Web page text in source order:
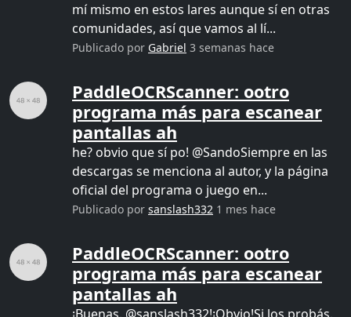
mí mismo en estos lares aunque sí en otras
comunidades, así que vamos al lí...
Publicado por Gabriel 3 semanas hace
PaddleOCRScanner: ootro
programa más para escanear
pantallas ah
he? obvio que sí po! @SandoSiempre en las
descargas se menciona al autor, y la página
oficial del programa o juego en...
Publicado por sanslash332 1 mes hace
PaddleOCRScanner: ootro
programa más para escanear
pantallas ah